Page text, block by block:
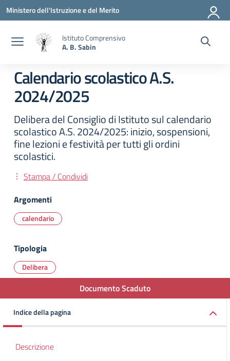
Vai ai contenuti
Vai al menu di navigazione
Vai al footer
Ministero dell'Istruzione e del Merito
Istituto Comprensivo
A. B. Sabin
Calendario scolastico A.S.
2024/2025
Delibera del Consiglio di Istituto sul calendario
scolastico A.S. 2024/2025: inizio, sospensioni,
fine lezioni e festività per tutti gli ordini
scolastici.
Stampa / Condividi
Argomenti
calendario
Tipologia
Delibera
Documento Scaduto
Indice della pagina
Descrizione